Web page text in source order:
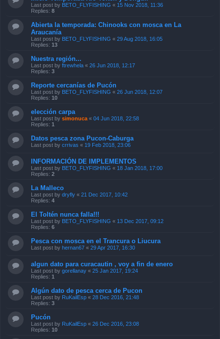
Last post by BETO_FLYFISHING « 15 Nov 2018, 11:36
Replies: 8
Abierta la temporada: Chinooks con mosca en La
Araucanía
Last post by BETO_FLYFISHING « 29 Aug 2018, 16:05
Replies: 13
Nuestra región...
Last post by ftrewhela « 26 Jun 2018, 12:17
Replies: 3
Reporte cercanías de Pucón
Last post by BETO_FLYFISHING « 26 Jun 2018, 12:07
Replies: 10
elección carpa
Last post by simonuca « 04 Jun 2018, 22:58
Replies: 1
Datos pesca zona Pucon-Caburga
Last post by crrivas « 19 Feb 2018, 23:06
INFORMACIÓN DE IMPLEMENTOS
Last post by BETO_FLYFISHING « 18 Jan 2018, 17:00
Replies: 2
La Malleco
Last post by dryfly « 21 Dec 2017, 10:42
Replies: 4
El Toltén nunca falla!!!
Last post by BETO_FLYFISHING « 13 Dec 2017, 09:12
Replies: 6
Pesca con mosca en el Trancura o Liucura
Last post by hernan67 « 29 Apr 2017, 16:30
algun dato para curacautin , voy a fin de enero
Last post by gorellanay « 25 Jan 2017, 19:24
Replies: 1
Algún dato de pesca cerca de Pucon
Last post by RuKailEsp « 28 Dec 2016, 21:48
Replies: 3
Pucón
Last post by RuKailEsp « 26 Dec 2016, 23:08
Replies: 10